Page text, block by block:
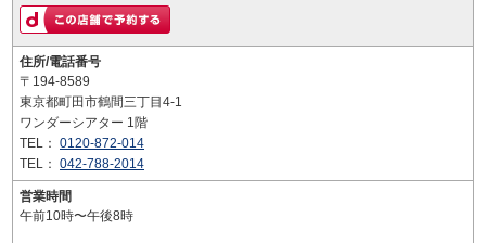
住所/電話番号
〒194-8589
東京都町田市鶴間三丁目4-1
ワンダーシアター 1階
TEL： 0120-872-014
TEL： 042-788-2014
営業時間
午前10時〜午後8時